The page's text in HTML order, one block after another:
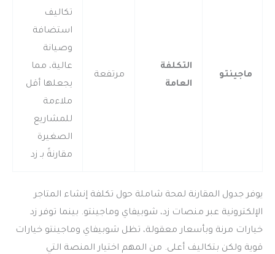
ماجينتو
التكلفة
العامة
مرتفعة
تكاليف
استضافة
وصيانة
عالية، مما
يجعلها أقل
ملاءمة
للمشاريع
الصغيرة
مقارنةً بـ زد
يوفر جدول المقارنة لمحة شاملة حول تكلفة إنشاء المتاجر
الإلكترونية عبر منصات زد، شوبيفاي وماجينتو. بينما توفر زد
خيارات مرنة وبأسعار معقولة، تظل شوبيفاي وماجينتو خيارات
قوية ولكن بتكاليف أعلى. من المهم اختيار المنصة التي